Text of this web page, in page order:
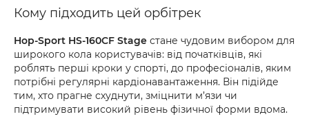
Кому підходить цей орбітрек
Hop-Sport HS-160CF Stage стане чудовим вибором для
широкого кола користувачів: від початківців, які
роблять перші кроки у спорті, до професіоналів, яким
потрібні регулярні кардіонавантаження. Він підійде
тим, хто прагне схуднути, зміцнити м’язи чи
підтримувати високий рівень фізичної форми вдома.